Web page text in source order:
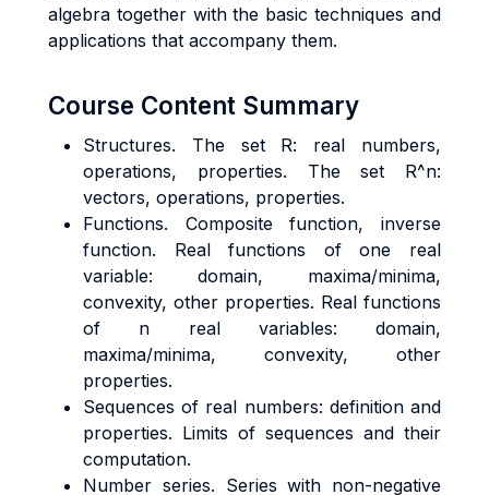
algebra together with the basic techniques and
applications that accompany them.
Course Content Summary
Structures. The set R: real numbers,
operations, properties. The set R^n:
vectors, operations, properties.
Functions. Composite function, inverse
function. Real functions of one real
variable: domain, maxima/minima,
convexity, other properties. Real functions
of n real variables: domain,
maxima/minima, convexity, other
properties.
Sequences of real numbers: definition and
properties. Limits of sequences and their
computation.
Number series. Series with non-negative